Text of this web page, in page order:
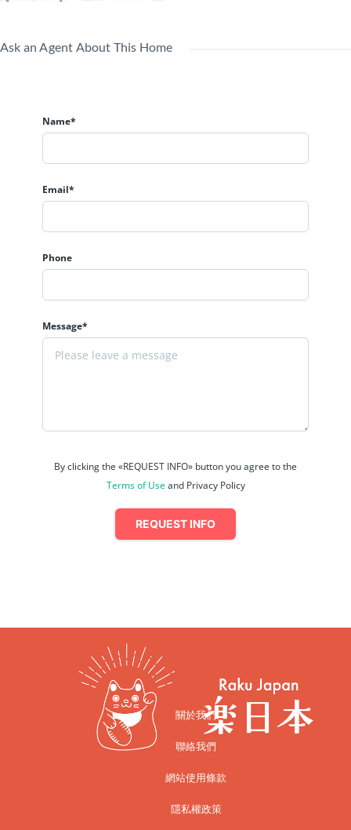
Ask an Agent About This Home
Name*
Email*
Phone
Message*
By clicking the «REQUEST INFO» button you agree to the
Terms of Use and Privacy Policy
REQUEST INFO
關於我們
聯絡我們
網站使用條款
隱私權政策